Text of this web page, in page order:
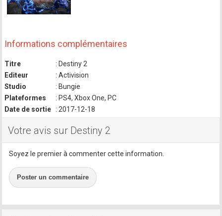
Informations complémentaires
Titre
: Destiny 2
Editeur
: Activision
Studio
: Bungie
Plateformes
: PS4, Xbox One, PC
Date de sortie
: 2017-12-18
Votre avis sur Destiny 2
Soyez le premier à commenter cette information.
Poster un commentaire